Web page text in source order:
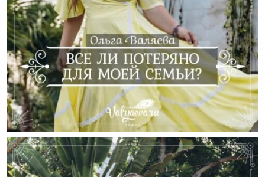
Все Ли Потеряно Для Моей Семьи?